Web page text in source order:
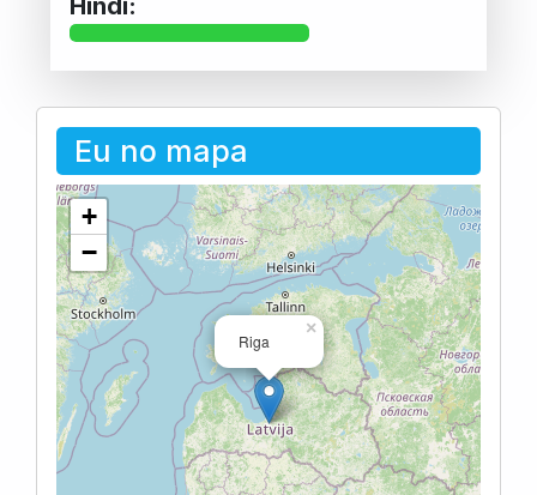
Hindi:
Eu no mapa
Riga
×
+
−